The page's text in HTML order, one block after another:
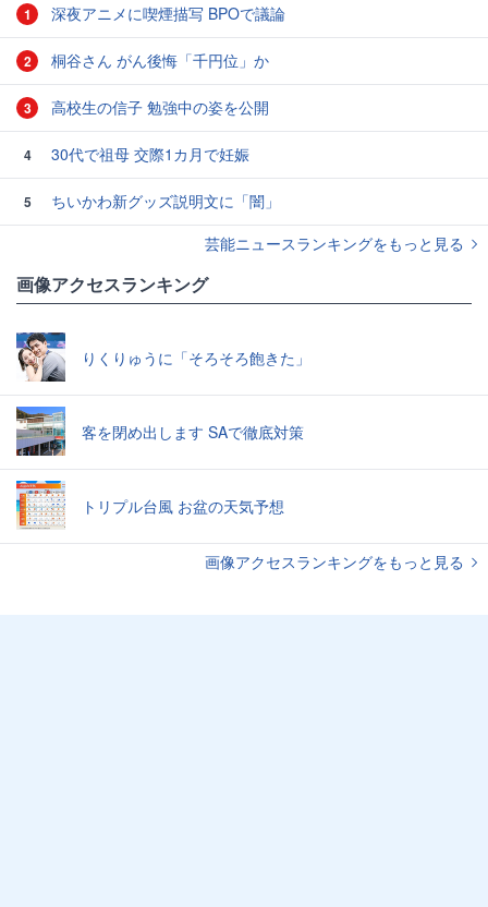
1 深夜アニメに喫煙描写 BPOで議論
2 桐谷さん がん後悔「千円位」か
3 高校生の信子 勉強中の姿を公開
4 30代で祖母 交際1カ月で妊娠
5
ちいかわ新グッズ説明文に「闇」
芸能ニュースランキングをもっと見る
画像アクセスランキング
りくりゅうに「そろそろ飽きた」
客を閉め出します SAで徹底対策
トリプル台風 お盆の天気予想
画像アクセスランキングをもっと見る